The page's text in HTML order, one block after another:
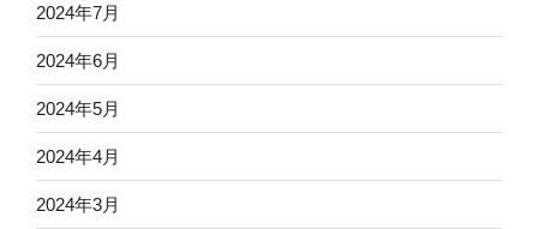
2024年7月
2024年6月
2024年5月
2024年4月
2024年3月